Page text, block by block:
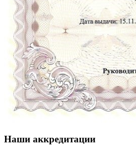
Наши аккредитации